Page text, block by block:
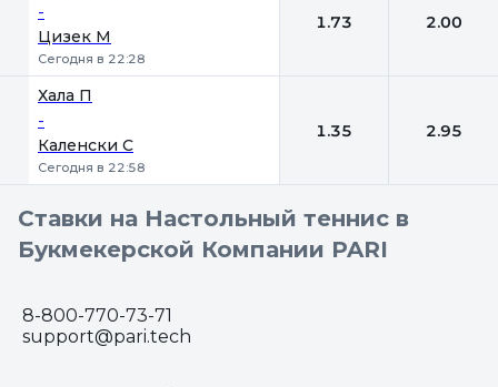
-
Цизек М
Сегодня в 22:28
1.73 2.00
Хала П
-
Каленски С
Сегодня в 22:58
1.35 2.95
Ставки на Настольный теннис в
Букмекерской Компании PARI
8-800-770-73-71
support@pari.tech